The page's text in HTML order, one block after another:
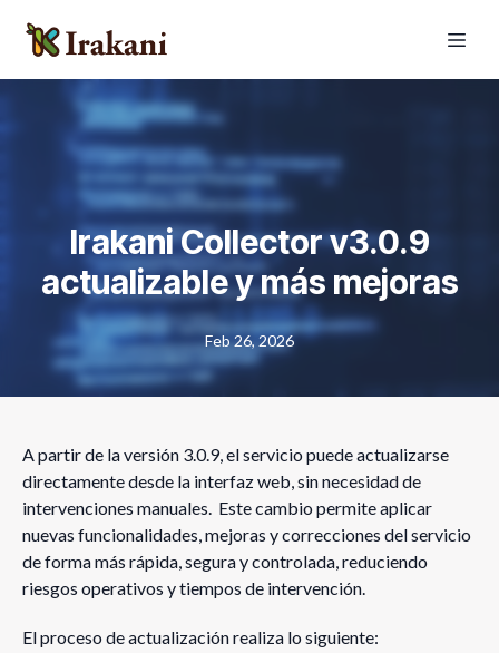
Irakani Collector v3.0.9
actualizable y más mejoras
Feb 26, 2026
A partir de la versión 3.0.9, el servicio puede actualizarse
directamente desde la interfaz web, sin necesidad de
intervenciones manuales. Este cambio permite aplicar
nuevas funcionalidades, mejoras y correcciones del servicio
de forma más rápida, segura y controlada, reduciendo
riesgos operativos y tiempos de intervención.
El proceso de actualización realiza lo siguiente: